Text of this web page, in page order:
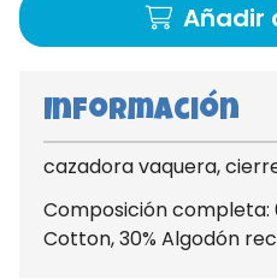
Añadir
Información
cazadora vaquera,
Composición completa:
Cotton, 30% Algodón